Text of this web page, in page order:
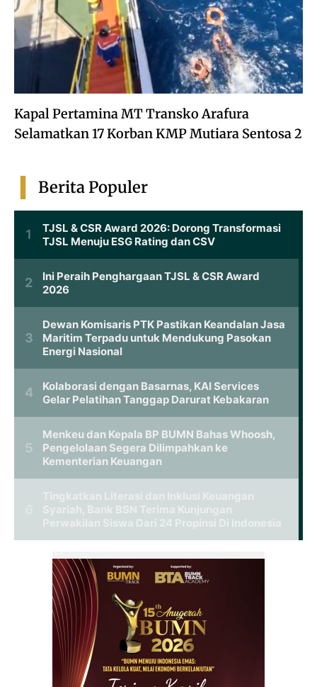
Kapal Pertamina MT Transko Arafura
Selamatkan 17 Korban KMP Mutiara Sentosa 2
Berita Populer